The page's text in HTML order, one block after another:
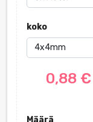
koko
0,88 €